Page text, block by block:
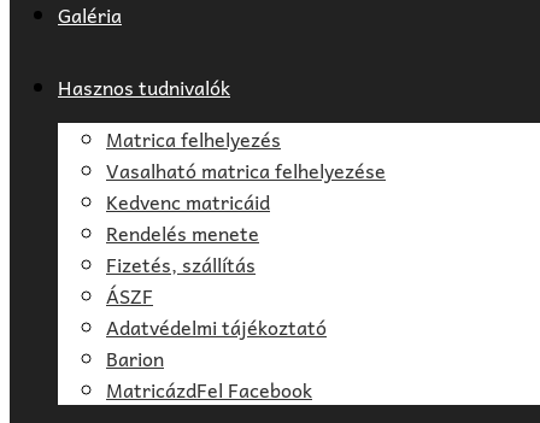
Galéria
Hasznos tudnivalók
Matrica felhelyezés
Vasalható matrica felhelyezése
Kedvenc matricáid
Rendelés menete
Fizetés, szállítás
ÁSZF
Adatvédelmi tájékoztató
Barion
MatricázdFel Facebook